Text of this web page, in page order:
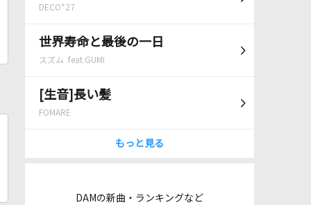
DECO*27
世界寿命と最後の一日
スズム feat.GUMI
[生音]長い髪
FOMARE
もっと見る
DAMの新曲・ランキングなど